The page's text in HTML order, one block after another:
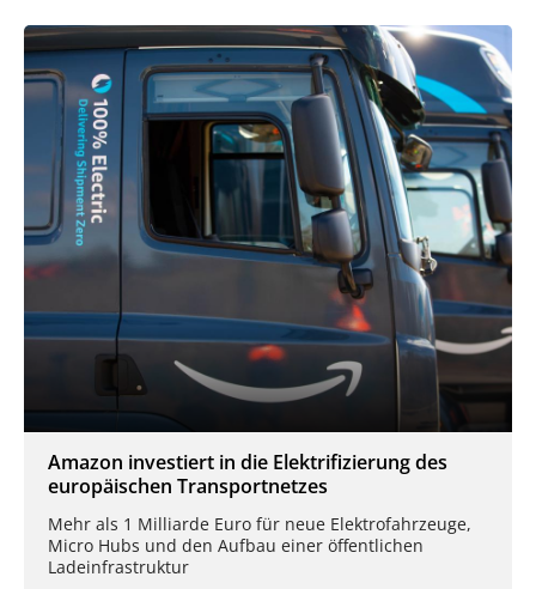
Amazon investiert in die Elektrifizierung des
europäischen Transportnetzes
Mehr als 1 Milliarde Euro für neue Elektrofahrzeuge,
Micro Hubs und den Aufbau einer öffentlichen
Ladeinfrastruktur